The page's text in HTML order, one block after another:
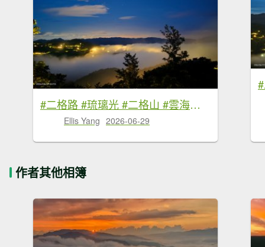
#二格路 #琉璃光 #二格山 #雲海流瀑 #日出 #火燒雲 6/29
Ellis Yang 2026-06-29
作者其他相簿